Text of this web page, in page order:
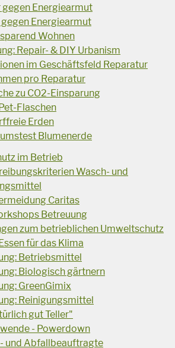
gegen Energiearmut
gegen Energiearmut
Wohnen
Repair- & DIY Urbanism
im Geschäftsfeld Reparatur
pro Reparatur
zu CO2-Einsparung
Flaschen
Erden
Blumenerde
im Betrieb
Wasch- und
Caritas
Betreuung
zum betrieblichen Umweltschutz
für das Klima
Betriebsmittel
Biologisch gärtnern
GreenGimix
Reinigungsmittel
gut Teller"
- Powerdown
und Abfallbeauftragte